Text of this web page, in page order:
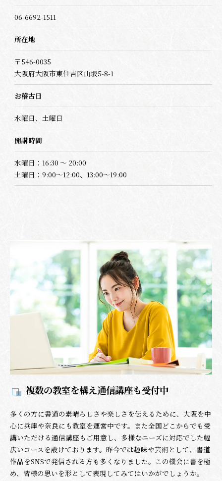
06-6692-1511
所在地
〒546-0035
大阪府大阪市東住吉区山坂5-8-1
お稽古日
水曜日、土曜日
開講時間
水曜日：16:30 〜 20:00
土曜日：9:00～12:00、13:00～19:00
複数の教室を構え通信講座も受付中
多くの方に書道の素晴らしさや楽しさを伝えるために、大阪を中
心に兵庫や奈良にも教室を運営中です。また全国どこからでも受
講いただける通信講座もご用意し、多様なニーズに対応でした幅
広いコースを設けております。昨今では趣味や芸術として、書道
作品をSNSで発信される方も多くなりました。この機会に書を極
め、皆様の思いを形として表現してみてはいかがでしょうか。